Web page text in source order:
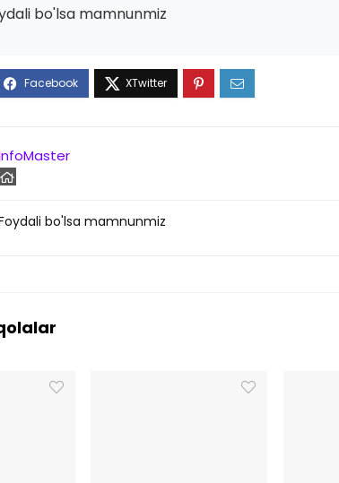
bo'lsa mamnunmiz
bo'lsa mamnunmiz